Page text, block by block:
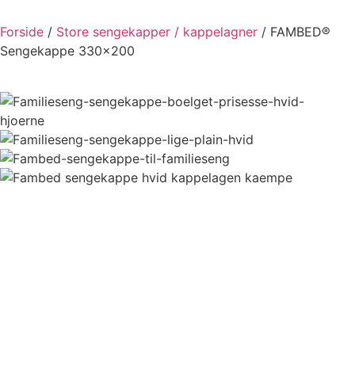
Forside / Store sengekapper / kappelagner / FAMBED®
Sengekappe 330×200